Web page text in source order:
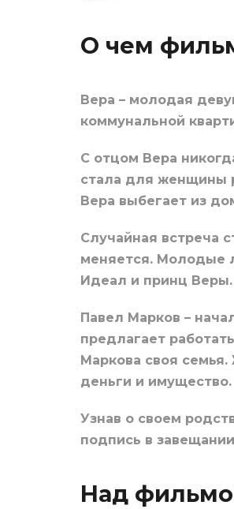
О чем
Вера – молодая
коммунальной
С отцом Вера
стала для женщины
Вера выбегает из
Случайная встреча
меняется. Молодые
Идеал и принц
Павел Марков –
предлагает
Маркова своя
деньги и имущество.
Узнав о своем
подпись в
Над